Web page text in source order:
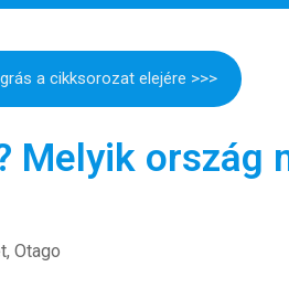
a cikksorozat elejére >>>
Melyik
Otago